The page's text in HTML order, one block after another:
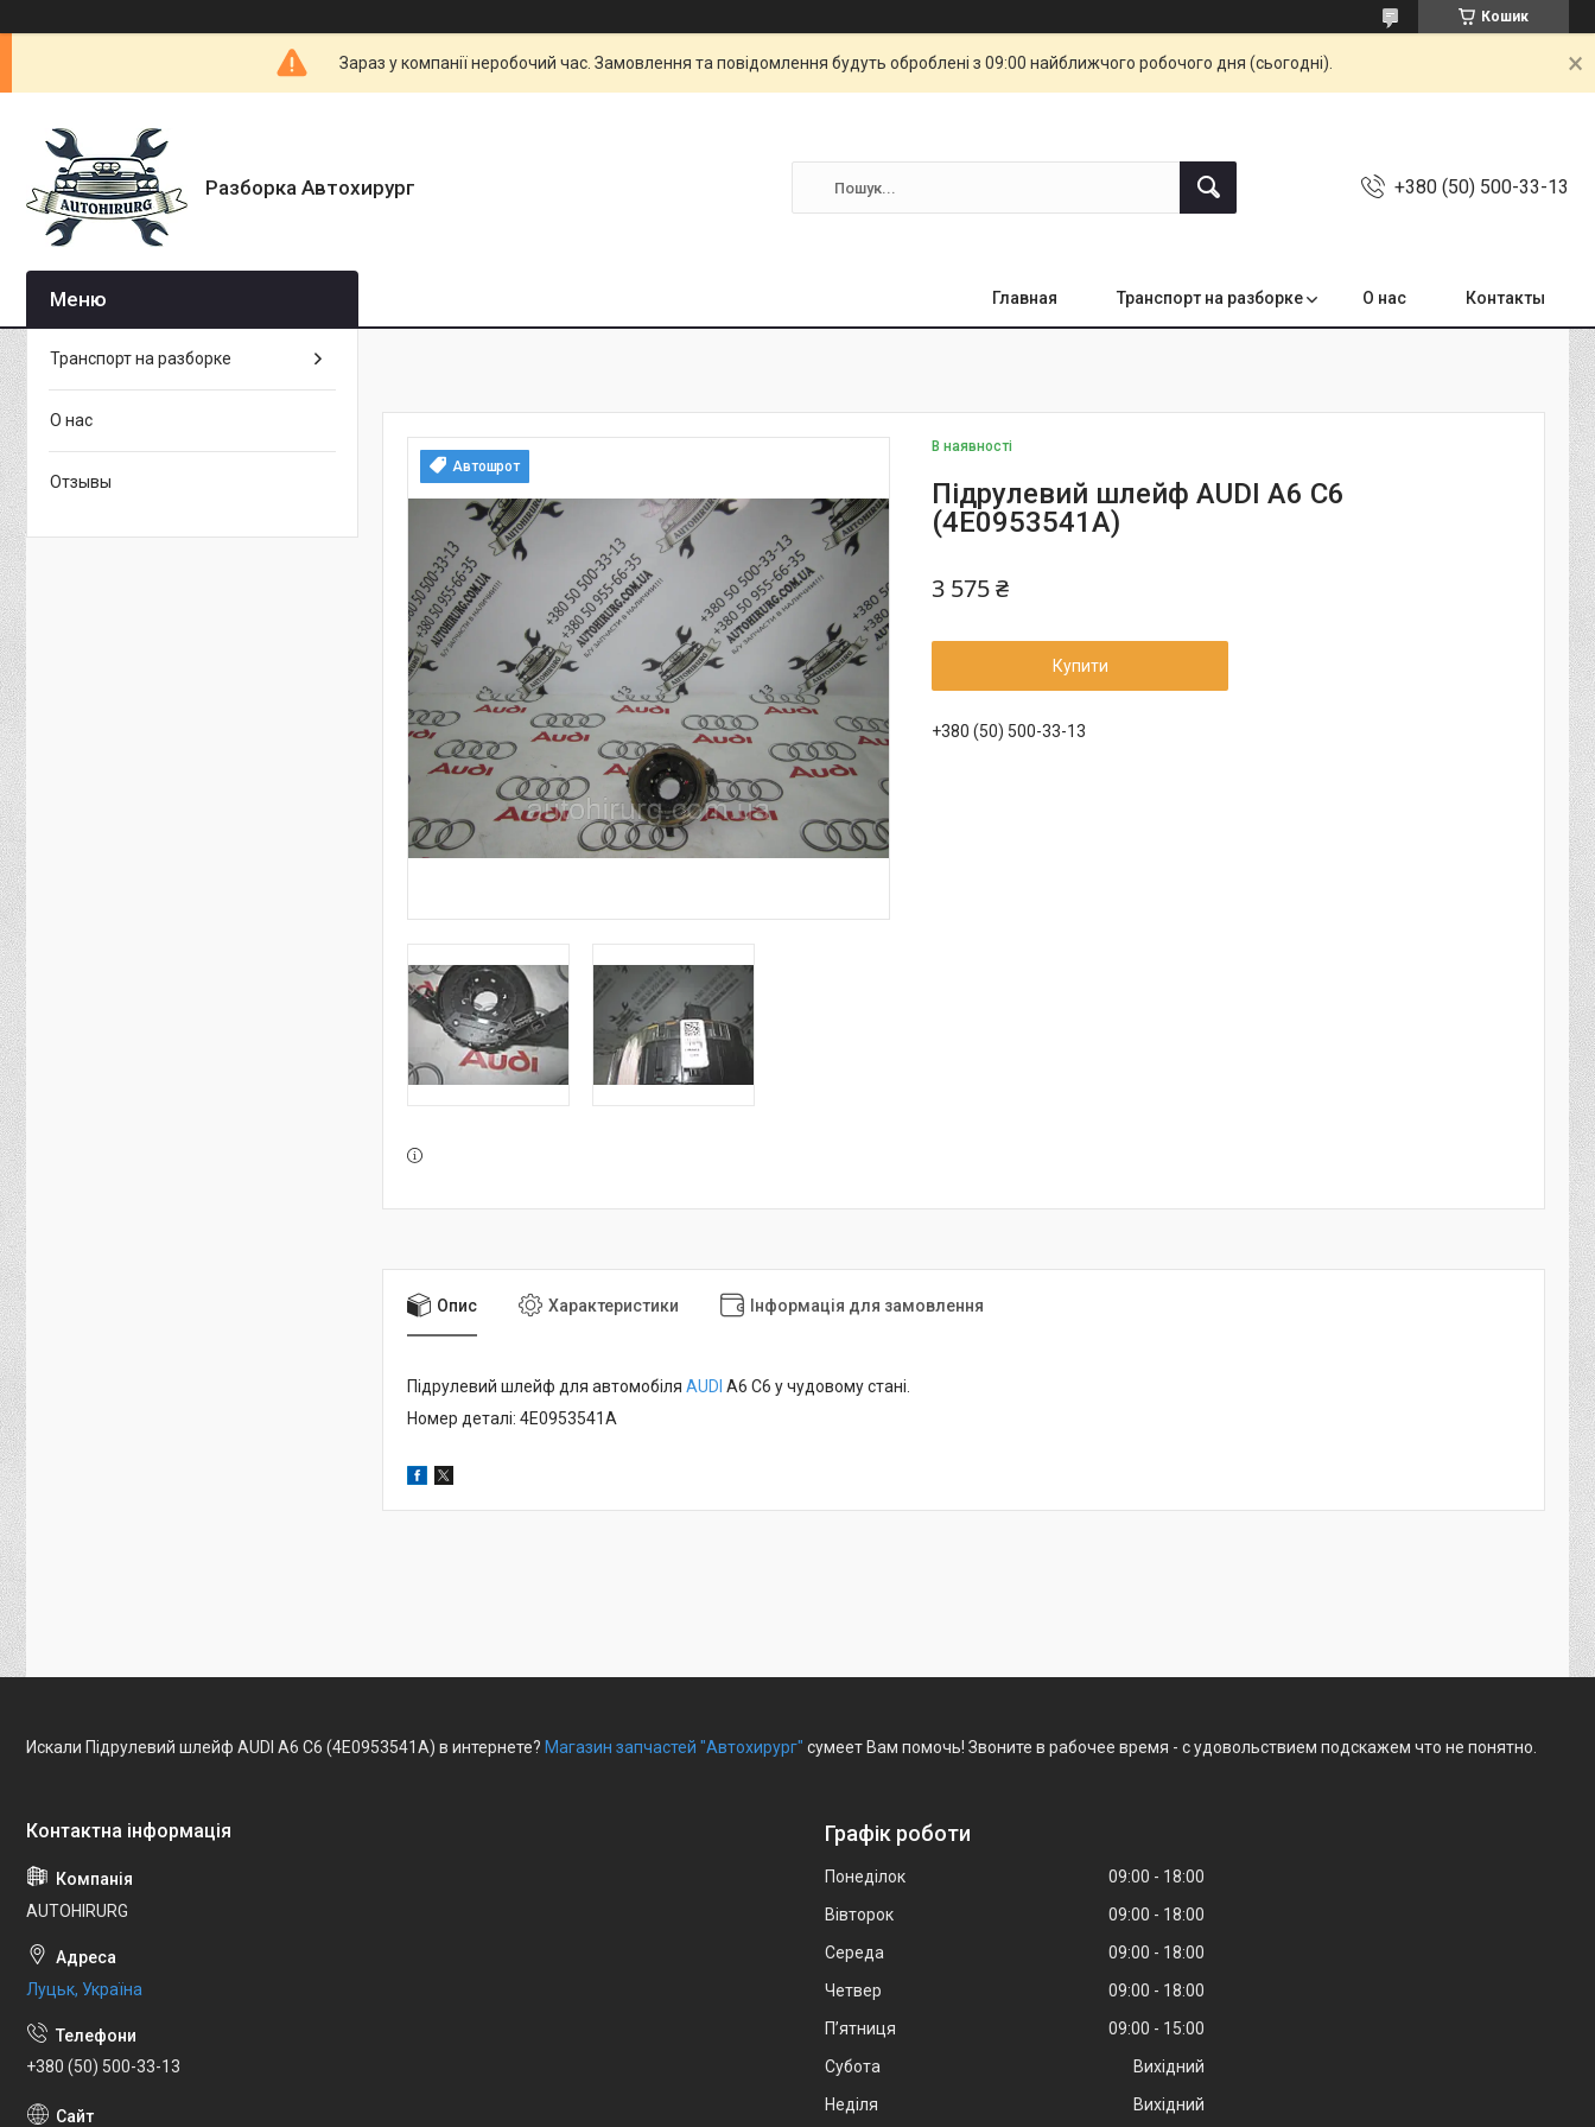
Кошик
Зараз у компанії неробочий час. Замовлення та повідомлення будуть оброблені з 09:00 найближчого робочого дня (сьогодні).
Разборка Автохирург +380 (50) 500-33-13
Главная Транспорт на разборке О нас Контакты
Автошрот
В наявності
Підрулевий шлейф AUDI A6 C6
(4E0953541A)
3 575 ₴
Купити
+380 (50) 500-33-13
Опис Характеристики Інформація для замовлення
Підрулевий шлейф для автомобіля AUDI A6 C6 у чудовому стані.
Номер деталі: 4E0953541A
Транспорт на разборке
О нас
Отзывы
Искали Підрулевий шлейф AUDI A6 C6 (4E0953541A) в интернете? Магазин запчастей "Автохирург" сумеет Вам помочь! Звоните в рабочее время - с удовольствием подскажем что не понятно.
AUTOHIRURG
Луцьк, Україна
+380 (50) 500-33-13
Графік роботи
Понеділок 09:00
18:00
Вівторок
09:00
18:00
Середа
09:00
18:00
Четвер
09:00
18:00
Пʼятниця
09:00
15:00
Субота
Вихідний
Неділя
Вихідний